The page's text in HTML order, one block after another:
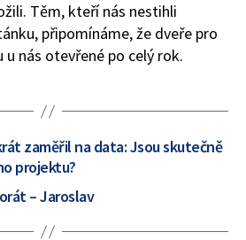
Těm, kteří nás nestihli
připomínáme, že dveře pro
nás otevřené po celý rok.
zaměřil na data: Jsou skutečně
projektu?
– Jaroslav